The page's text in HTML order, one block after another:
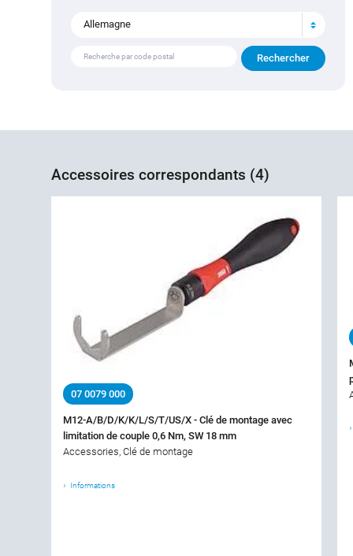
Allemagne
Accessoires correspondants (4)
07 0079 000
M12-A/B/D/K/K/L/S/T/US/X - Clé de montage avec
limitation de couple 0,6 Nm, SW 18 mm
Accessories, Clé de montage
Informations